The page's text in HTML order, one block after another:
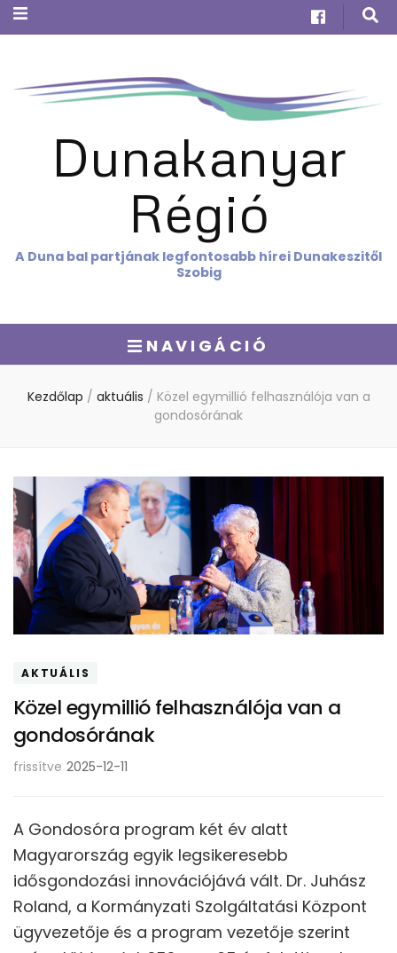
Dunakanyar
Régió
A Duna bal partjának legfontosabb hírei Dunakeszitől
Szobig
NAVIGÁCIÓ
Kezdőlap / aktuális / Közel egymillió felhasználója van a
gondosórának
AKTUÁLIS
Közel egymillió felhasználója van a
gondosórának
frissítve 2025-12-11
A Gondosóra program két év alatt
Magyarország egyik legsikeresebb
idősgondozási innovációjává vált. Dr. Juhász
Roland, a Kormányzati Szolgáltatási Központ
ügyvezetője és a program vezetője szerint